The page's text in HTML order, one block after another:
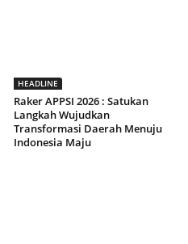
HEADLINE
Raker APPSI 2026 : Satukan
Langkah Wujudkan
Transformasi Daerah Menuju
Indonesia Maju